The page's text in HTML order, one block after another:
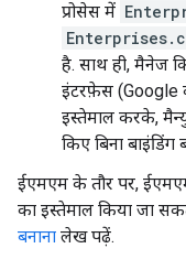
प्रोसेस में
है. साथ ही, मैनेज
इंटरफ़ेस (Google
इस्तेमाल करके,
किए बिना बाइंडिंग
ईएमएम के तौर पर,
का इस्तेमाल किया जा
बनाना लेख पढ़ें.